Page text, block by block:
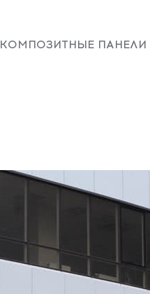
КОМПОЗИТНЫЕ ПАНЕЛИ